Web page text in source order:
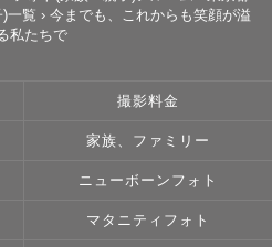
い出を残しましょう♪
foreign tourists.
一覧 › 今までも、これからも笑顔が溢
私たちで
撮影料金
家族、ファミリー
ニューボーンフォト
マタニティフォト